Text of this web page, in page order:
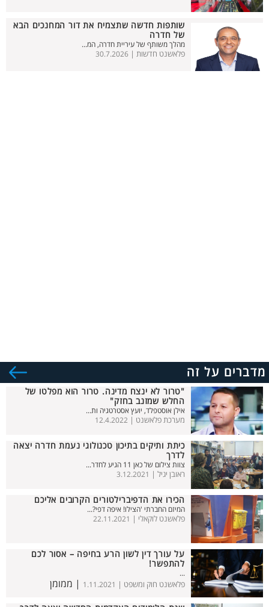
שותפות חדשה שתצמיח את דור המחנכים הבא
של חדרה
מהלך משותף של עיריית חדרה, המ...
פלאשנט חדשות | 30.7.2026
מדברים על זה
"טרור לא ינצח מדינה. טרור הוא מפלטו של
החלש שמזנב בחזק"
אילן אוסטפלד, יועץ אסטרטגיה ות...
מערכת פלאשנט | 12.4.2022
כיתת ותיקים בתיכון טכנולוגי נעמת חדרה יצאה
לדרך
צוות צילום של כאן 11 הגיע לחדר...
ראובן יגיל | 3.12.2021
הכירו את הדפיברילטורים הקרובים אליכם
המיזם החברתי 'הצילו! איפה דפי?...
פלאשנט לוקאלי | 22.11.2021
על עורך דין לשון הרע בחיפה – אסור לכם
להתפשר!
...
פלאשנט חוק ומשפט | 1.11.2021 | ממומן